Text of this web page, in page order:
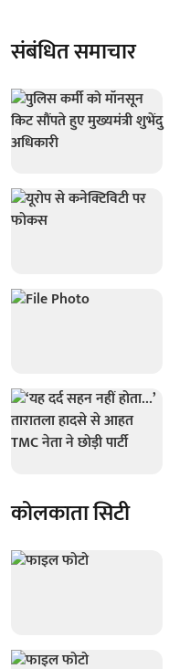
संबंधित समाचार
कोलकाता सिटी